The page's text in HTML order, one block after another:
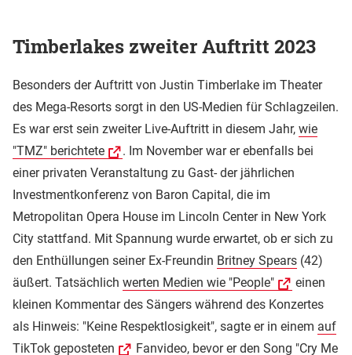
Timberlakes zweiter Auftritt 2023
Besonders der Auftritt von Justin Timberlake im Theater
des Mega-Resorts sorgt in den US-Medien für Schlagzeilen.
Es war erst sein zweiter Live-Auftritt in diesem Jahr, wie
"TMZ" berichtete
. Im November war er ebenfalls bei
einer privaten Veranstaltung zu Gast- der jährlichen
Investmentkonferenz von Baron Capital, die im
Metropolitan Opera House im Lincoln Center in New York
City stattfand. Mit Spannung wurde erwartet, ob er sich zu
den Enthüllungen seiner Ex-Freundin Britney Spears (42)
äußert. Tatsächlich werten Medien wie "People"
einen
kleinen Kommentar des Sängers während des Konzertes
als Hinweis: "Keine Respektlosigkeit", sagte er in einem auf
TikTok geposteten
Fanvideo, bevor er den Song "Cry Me